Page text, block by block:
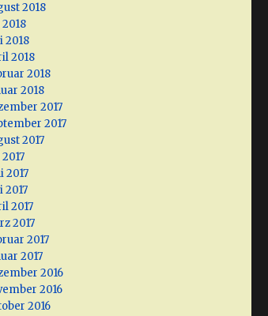
2018
2018
2018
2018
2018
2018
2017
2017
2017
2017
2017
2017
2017
2017
2017
2016
2016
2016